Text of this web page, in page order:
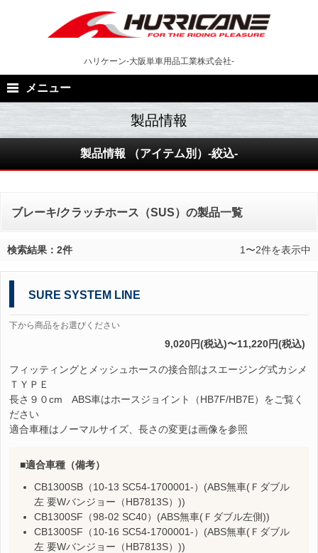
ハリケーン-大阪単車用品工業株式会社-
メニュー
製品情報 （アイテム別）-絞込-
ブレーキ/クラッチホース（SUS）の製品一覧
検索結果：2件 1〜2件を表示中
SURE SYSTEM LINE
下から商品をお選びください
9,020円(税込)〜11,220円(税込)
フィッティングとメッシュホースの接合部はスエージング式カシメ
ＴＹＰＥ
長さ９０cm ABS車はホースジョイント（HB7F/HB7E）をご覧く
ださい
適合車種はノーマルサイズ、長さの変更は画像を参照
適合車種（備考）
CB1300SB（10-13 SC54-1700001-）(ABS無車(Ｆダブル
左 要Wバンジョー（HB7813S）))
CB1300SF（98-02 SC40）(ABS無車(Ｆダブル左側))
CB1300SF（10-16 SC54-1700001-）(ABS無車(Ｆダブル
左 要Wバンジョー（HB7813S）))